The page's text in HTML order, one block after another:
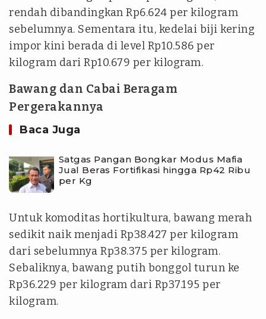
rendah dibandingkan Rp6.624 per kilogram
sebelumnya. Sementara itu, kedelai biji kering
impor kini berada di level Rp10.586 per
kilogram dari Rp10.679 per kilogram.
Bawang dan Cabai Beragam
Pergerakannya
Baca Juga
Satgas Pangan Bongkar Modus Mafia
Jual Beras Fortifikasi hingga Rp42 Ribu
per Kg
Untuk komoditas hortikultura, bawang merah
sedikit naik menjadi Rp38.427 per kilogram
dari sebelumnya Rp38.375 per kilogram.
Sebaliknya, bawang putih bonggol turun ke
Rp36.229 per kilogram dari Rp37.195 per
kilogram.